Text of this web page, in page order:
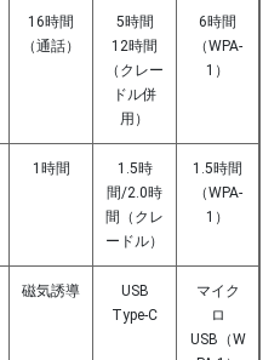
16時間
（通話）
5時間
12時間
（クレー
ドル併
用）
6時間
（WPA-
1）
1時間
1.5時
間/2.0時
間（クレ
ードル）
1.5時間
（WPA-
1）
磁気誘導
USB
Type-C
マイク
ロ
USB（W